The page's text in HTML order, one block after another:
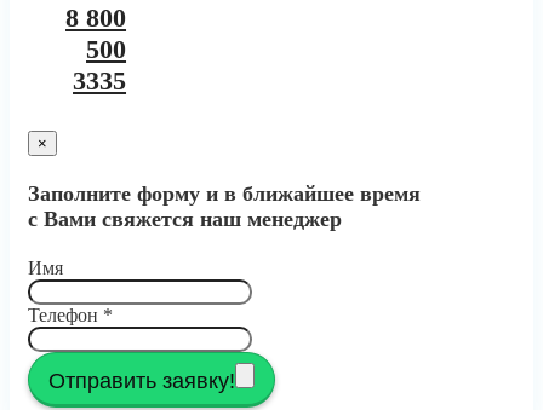
8 800
500
3335
×
Заполните форму и в ближайшее время
с Вами свяжется наш менеджер
Имя
Телефон *
Отправить заявку!